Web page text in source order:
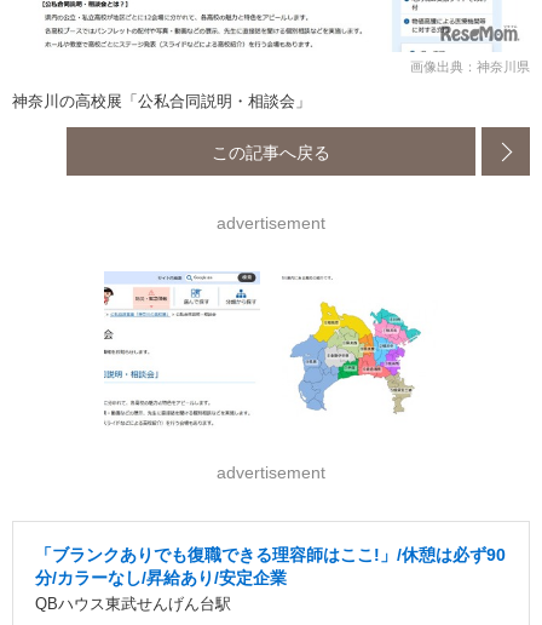
画像出典：神奈川県
神奈川の高校展「公私合同説明・相談会」
この記事へ戻る
advertisement
advertisement
「ブランクありでも復職できる理容師はここ!」/休憩は必ず90
分/カラーなし/昇給あり/安定企業
QBハウス東武せんげん台駅